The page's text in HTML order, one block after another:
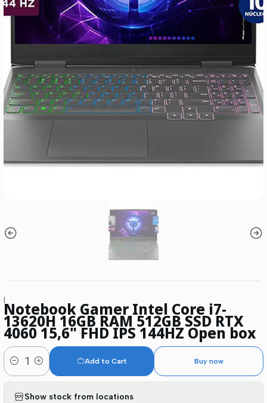
|Notebook Gamer Intel Core i7-
13620H 16GB RAM 512GB SSD RTX
4060 15,6" FHD IPS 144HZ Open box
Quantity
Add to Cart Buy now
Show stock from locations